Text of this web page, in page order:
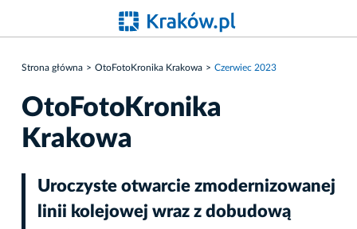
Strona główna OtoFotoKronika Krakowa Czerwiec 2023
OtoFotoKronika
Krakowa
Uroczyste otwarcie zmodernizowanej
linii kolejowej wraz z dobudową